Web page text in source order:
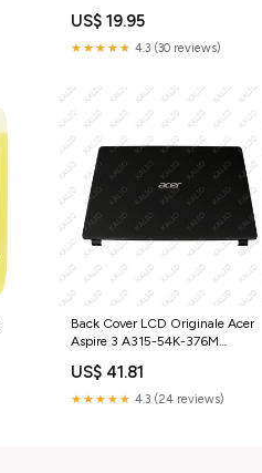
US$ 19.95
★★★★★ 4.3 (30 reviews)
Back Cover LCD Originale Acer
Aspire 3 A315-54K-376M
US$ 41.81
★★★★★ 4.3 (24 reviews)